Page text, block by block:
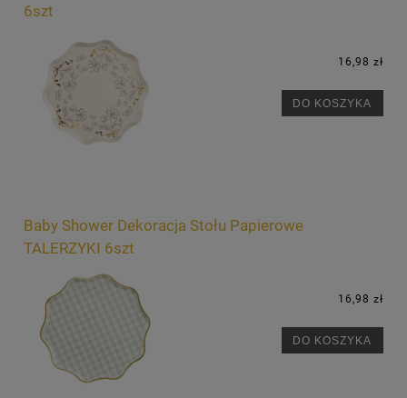
6szt
16,98 zł
DO KOSZYKA
Baby Shower Dekoracja Stołu Papierowe
TALERZYKI 6szt
16,98 zł
DO KOSZYKA